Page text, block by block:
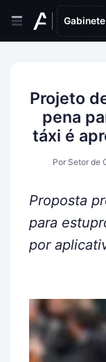
Projeto
pena
táxi é
Por Setor de
Proposta
para
por